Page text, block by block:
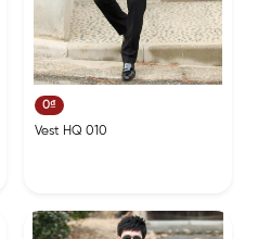
0₫
Vest HQ 010